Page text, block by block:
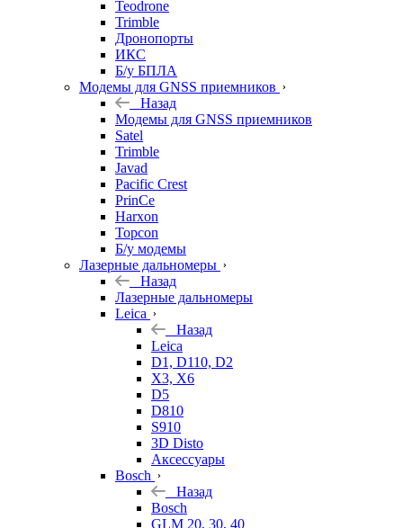
Teodrone
Trimble
Дронопорты
ИКС
Б/у БПЛА
Модемы для GNSS приемников
Назад
Модемы для GNSS приемников
Satel
Trimble
Javad
Pacific Crest
PrinCe
Harxon
Topcon
Б/у модемы
Лазерные дальномеры
Назад
Лазерные дальномеры
Leica
Назад
Leica
D1, D110, D2
X3, X6
D5
D810
S910
3D Disto
Аксессуары
Bosch
Назад
Bosch
GLM 20, 30, 40